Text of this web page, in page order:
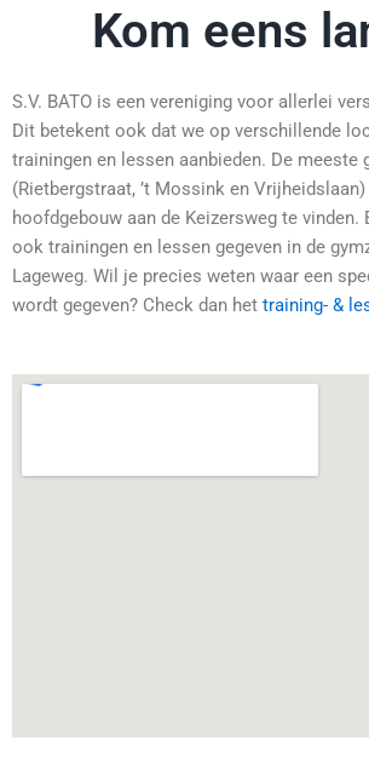
Kom eens
S.V. BATO is een vereniging voor allerlei
Dit betekent ook dat we op verschillende
trainingen en lessen aanbieden. De meeste
(Rietbergstraat, ’t Mossink en
hoofdgebouw aan de Keizersweg te vinden.
ook trainingen en lessen gegeven in de
Lageweg. Wil je precies weten waar een
wordt gegeven? Check dan het training- &